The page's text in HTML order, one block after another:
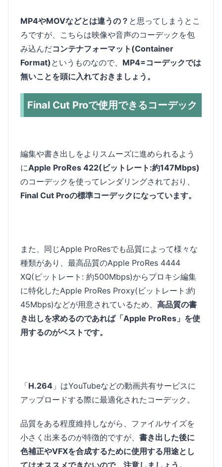
MP4やMOVなどとは違うの？ と思ってしまうとこ
ろですが、こちらは映像や音声のコーデックを包
み込んだコンテナフォーマット(Container
Format) というものなので、 MP4=コーデックでは
無いことを頭に入れておきましょう。
Final Cut Proで使用できるコーデック
編集や書き出しをよりスムーズに進められるよう
にApple ProRes 422(ビットレート:約147Mbps)
のコーデックを使ってレンダリングされており、
Final Cut Proの標準コーデックになっています。
また、同じApple ProResでも品質によって様々な
種類があり、最高品質のApple ProRes 4444
XQ(ビットレート: 約500Mbps)からプロキシ編集
に特化したApple ProRes Proxy(ビットレート:約
45Mbps)などが用意されているため、 高品質の書
き出しを求めるのであれば「Apple ProRes」を使
用するのがベストです。
「H.264 」はYouTubeなどの動画共有サービスに
アップロードする際に最適化されたコーデック。
品質をある程度維持しながら、ファイルサイズを
小さく出来るのが特徴的ですが、 書き出した後に
色補正やVFXを合成するために使用する用途とし
てはオススメできないので、注意しましょう。